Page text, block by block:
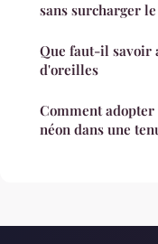
sans surcharger
Que faut-il savoir
d'oreilles
Comment adopter
néon dans une